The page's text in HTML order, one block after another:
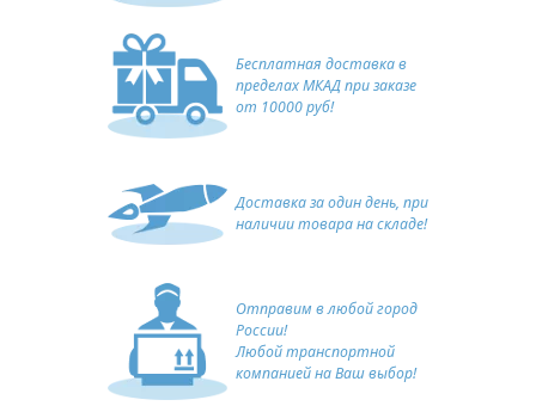
Бесплатная доставка в
пределах МКАД при заказе
от 10000 руб!
Доставка за один день, при
наличии товара на складе!
Отправим в любой город
России!
Любой транспортной
компанией на Ваш выбор!